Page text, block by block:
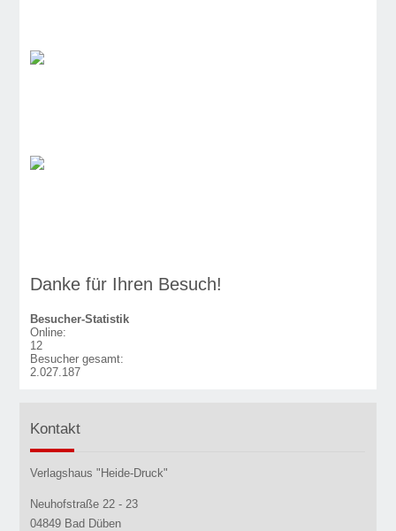
Danke für Ihren Besuch!
Besucher-Statistik
Online:
12
Besucher gesamt:
2.027.187
Kontakt
Verlagshaus "Heide-Druck"
Neuhofstraße 22 - 23
04849 Bad Düben